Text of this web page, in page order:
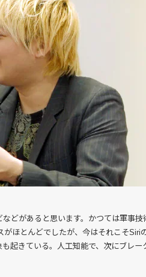
どがあると思います。かつては軍事技
ほとんどでしたが、今はそれこそSiri
起きている。人工知能で、次にブレー